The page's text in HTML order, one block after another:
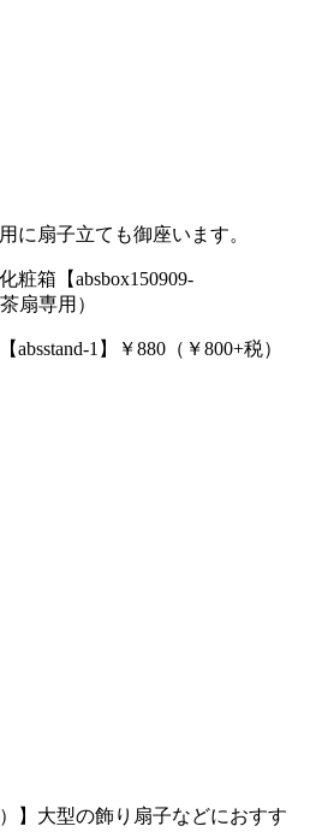
に扇子立ても御座います。
粧箱【absbox150909-
扇専用）
absstand-1】￥880（￥800+税）
】大型の飾り扇子などにおすす